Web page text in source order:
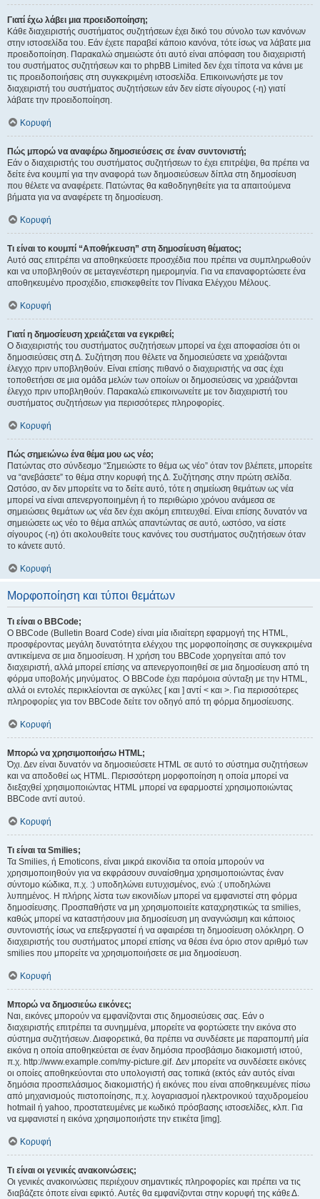
Γιατί έχω λάβει μια προειδοποίηση;
Κάθε διαχειριστής συστήματος συζητήσεων έχει δικό του σύνολο των κανόνων
στην ιστοσελίδα του. Εάν έχετε παραβεί κάποιο κανόνα, τότε ίσως να λάβατε μια
προειδοποίηση. Παρακαλώ σημειώστε ότι αυτό είναι απόφαση του διαχειριστή
του συστήματος συζητήσεων και το phpBB Limited δεν έχει τίποτα να κάνει με
τις προειδοποιήσεις στη συγκεκριμένη ιστοσελίδα. Επικοινωνήστε με τον
διαχειριστή του συστήματος συζητήσεων εάν δεν είστε σίγουρος (-η) γιατί
λάβατε την προειδοποίηση.
Κορυφή
Πώς μπορώ να αναφέρω δημοσιεύσεις σε έναν συντονιστή;
Εάν ο διαχειριστής του συστήματος συζητήσεων το έχει επιτρέψει, θα πρέπει να
δείτε ένα κουμπί για την αναφορά των δημοσιεύσεων δίπλα στη δημοσίευση
που θέλετε να αναφέρετε. Πατώντας θα καθοδηγηθείτε για τα απαιτούμενα
βήματα για να αναφέρετε τη δημοσίευση.
Κορυφή
Τι είναι το κουμπί “Αποθήκευση” στη δημοσίευση θέματος;
Αυτό σας επιτρέπει να αποθηκεύσετε προσχέδια που πρέπει να συμπληρωθούν
και να υποβληθούν σε μεταγενέστερη ημερομηνία. Για να επαναφορτώσετε ένα
αποθηκευμένο προσχέδιο, επισκεφθείτε τον Πίνακα Ελέγχου Μέλους.
Κορυφή
Γιατί η δημοσίευση χρειάζεται να εγκριθεί;
Ο διαχειριστής του συστήματος συζητήσεων μπορεί να έχει αποφασίσει ότι οι
δημοσιεύσεις στη Δ. Συζήτηση που θέλετε να δημοσιεύσετε να χρειάζονται
έλεγχο πριν υποβληθούν. Είναι επίσης πιθανό ο διαχειριστής να σας έχει
τοποθετήσει σε μια ομάδα μελών των οποίων οι δημοσιεύσεις να χρειάζονται
έλεγχο πριν υποβληθούν. Παρακαλώ επικοινωνείτε με τον διαχειριστή του
συστήματος συζητήσεων για περισσότερες πληροφορίες.
Κορυφή
Πώς σημειώνω ένα θέμα μου ως νέο;
Πατώντας στο σύνδεσμο “Σημειώστε το θέμα ως νέο” όταν τον βλέπετε, μπορείτε
να “ανεβάσετε” το θέμα στην κορυφή της Δ. Συζήτησης στην πρώτη σελίδα.
Ωστόσο, αν δεν μπορείτε να το δείτε αυτό, τότε η σημείωση θεμάτων ως νέα
μπορεί να είναι απενεργοποιημένη ή το περιθώριο χρόνου ανάμεσα σε
σημειώσεις θεμάτων ως νέα δεν έχει ακόμη επιτευχθεί. Είναι επίσης δυνατόν να
σημειώσετε ως νέο το θέμα απλώς απαντώντας σε αυτό, ωστόσο, να είστε
σίγουρος (-η) ότι ακολουθείτε τους κανόνες του συστήματος συζητήσεων όταν
το κάνετε αυτό.
Κορυφή
Μορφοποίηση και τύποι θεμάτων
Τι είναι ο BBCode;
Ο BBCode (Bulletin Board Code) είναι μία ιδιαίτερη εφαρμογή της HTML,
προσφέροντας μεγάλη δυνατότητα ελέγχου της μορφοποίησης σε συγκεκριμένα
αντικείμενα σε μια δημοσίευση. Η χρήση του BBCode χορηγείται από τον
διαχειριστή, αλλά μπορεί επίσης να απενεργοποιηθεί σε μια δημοσίευση από τη
φόρμα υποβολής μηνύματος. Ο BBCode έχει παρόμοια σύνταξη με την HTML,
αλλά οι εντολές περικλείονται σε αγκύλες [ και ] αντί < και >. Για περισσότερες
πληροφορίες για τον BBCode δείτε τον οδηγό από τη φόρμα δημοσίευσης.
Κορυφή
Μπορώ να χρησιμοποιήσω HTML;
Όχι. Δεν είναι δυνατόν να δημοσιεύσετε HTML σε αυτό το σύστημα συζητήσεων
και να αποδοθεί ως HTML. Περισσότερη μορφοποίηση η οποία μπορεί να
διεξαχθεί χρησιμοποιώντας HTML μπορεί να εφαρμοστεί χρησιμοποιώντας
BBCode αντί αυτού.
Κορυφή
Τι είναι τα Smilies;
Τα Smilies, ή Emoticons, είναι μικρά εικονίδια τα οποία μπορούν να
χρησιμοποιηθούν για να εκφράσουν συναίσθημα χρησιμοποιώντας έναν
σύντομο κώδικα, π.χ. :) υποδηλώνει ευτυχισμένος, ενώ :( υποδηλώνει
λυπημένος. Η πλήρης λίστα των εικονιδίων μπορεί να εμφανιστεί στη φόρμα
δημοσίευσης. Προσπαθήστε να μη χρησιμοποιείτε καταχρηστικώς τα smilies,
καθώς μπορεί να καταστήσουν μια δημοσίευση μη αναγνώσιμη και κάποιος
συντονιστής ίσως να επεξεργαστεί ή να αφαιρέσει τη δημοσίευση ολόκληρη. Ο
διαχειριστής του συστήματος μπορεί επίσης να θέσει ένα όριο στον αριθμό των
smilies που μπορείτε να χρησιμοποιήσετε σε μια δημοσίευση.
Κορυφή
Μπορώ να δημοσιεύω εικόνες;
Ναι, εικόνες μπορούν να εμφανίζονται στις δημοσιεύσεις σας. Εάν ο
διαχειριστής επιτρέπει τα συνημμένα, μπορείτε να φορτώσετε την εικόνα στο
σύστημα συζητήσεων. Διαφορετικά, θα πρέπει να συνδέσετε με παραπομπή μία
εικόνα η οποία αποθηκεύεται σε έναν δημόσια προσβάσιμο διακομιστή ιστού,
π.χ. http://www.example.com/my-picture.gif. Δεν μπορείτε να συνδέσετε εικόνες
οι οποίες αποθηκεύονται στο υπολογιστή σας τοπικά (εκτός εάν αυτός είναι
δημόσια προσπελάσιμος διακομιστής) ή εικόνες που είναι αποθηκευμένες πίσω
από μηχανισμούς πιστοποίησης, π.χ. λογαριασμοί ηλεκτρονικού ταχυδρομείου
hotmail ή yahoo, προστατευμένες με κωδικό πρόσβασης ιστοσελίδες, κλπ. Για
να εμφανιστεί η εικόνα χρησιμοποιήστε την ετικέτα [img].
Κορυφή
Τι είναι οι γενικές ανακοινώσεις;
Οι γενικές ανακοινώσεις περιέχουν σημαντικές πληροφορίες και πρέπει να τις
διαβάζετε όποτε είναι εφικτό. Αυτές θα εμφανίζονται στην κορυφή της κάθε Δ.